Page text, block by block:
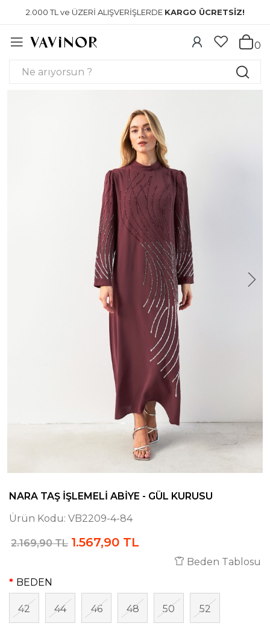
2.000 TL ve ÜZERİ ALIŞVERİŞLERDE KARGO ÜCRETSİZ!
0
NARA TAŞ İŞLEMELI ABIYE - GÜL KURUSU
Ürün Kodu: VB2209-4-84
2.169,90 TL 1.567,90 TL
Beden Tablosu
BEDEN
42 44 46 48 50 52